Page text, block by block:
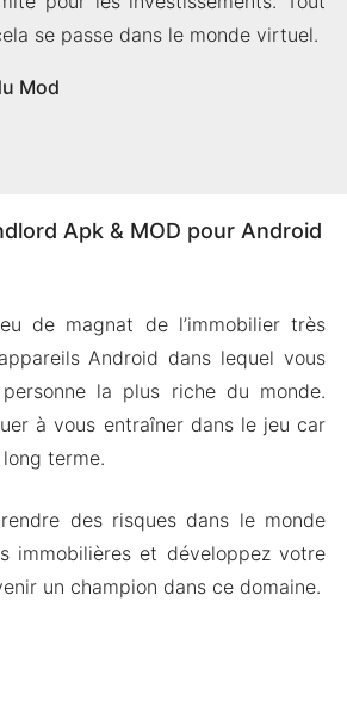
se passe dans le monde virtuel.
Mod
Apk & MOD pour Android
de magnat de l’immobilier très
Android dans lequel vous
la plus riche du monde.
à vous entraîner dans le jeu car
terme.
des risques dans le monde
immobilières et développez votre
un champion dans ce domaine.